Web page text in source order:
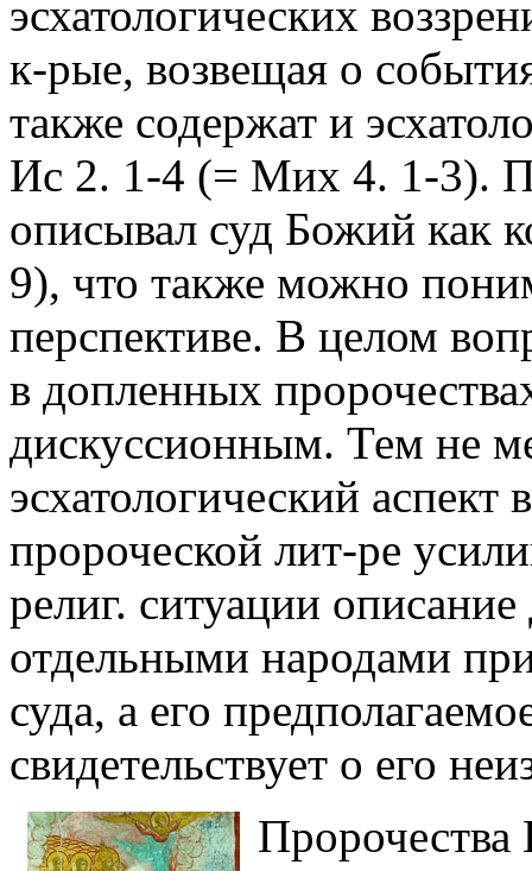
эсхатологических
к-рые, возвещая о
также содержат и
Ис 2. 1-4 (= Мих 4. 1-3).
описывал суд Божий как
9), что также можно
перспективе. В целом
в допленных
дискуссионным. Тем не
эсхатологический
пророческой лит-ре
религ. ситуации
отдельными народами
суда, а его
свидетельствует о его
Пророчества